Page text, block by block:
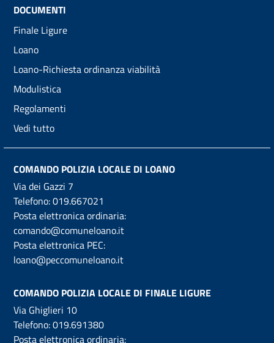
DOCUMENTI
Finale Ligure
Loano
Loano-Richiesta ordinanza viabilità
Modulistica
Regolamenti
Vedi tutto
COMANDO POLIZIA LOCALE DI LOANO
Via dei Gazzi 7
Telefono:019.667021
Posta elettronica ordinaria:
comando@comuneloano.it
Posta elettronica PEC:
loano@peccomuneloano.it
COMANDO POLIZIA LOCALE DI FINALE LIGURE
Via Ghiglieri 10
Telefono:019.691380
Posta elettronica ordinaria: